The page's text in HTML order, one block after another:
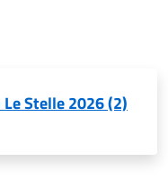
Stelle 2026 (2)